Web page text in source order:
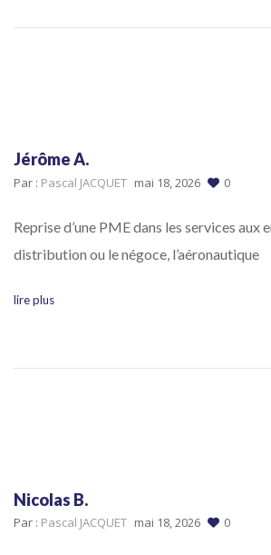
Jérôme A.
Par : Pascal JACQUET mai 18, 2026 0
Reprise d’une PME dans les services aux
distribution ou le négoce, l’aéronautique
lire plus
Nicolas B.
Par : Pascal JACQUET mai 18, 2026 0